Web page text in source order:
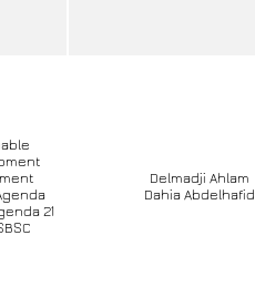
21
Delmadji Ahlam
Dahia Abdelhafid